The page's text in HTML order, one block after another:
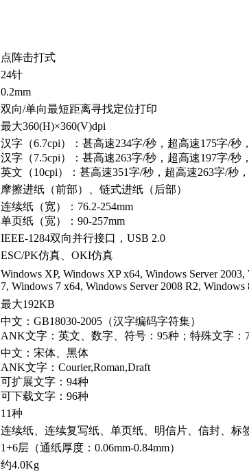
点阵击打式
24针
0.2mm
双向/单向最短距离寻找定位打印
最大360(H)×360(V)dpi
汉字（6.7cpi）：甚高速234字/秒，超高速175字/秒
汉字（7.5cpi）：甚高速263字/秒，超高速197字/秒
英文（10cpi）：甚高速351字/秒，超高速263字/秒
摩擦进纸（前部）、链式进纸（后部）
连续纸（宽）：76.2-254mm
单页纸（宽）：90-257mm
IEEE-1284双向并行接口，USB 2.0
ESC/PK仿真、OKI仿真
Windows XP, Windows XP x64, Windows Server
7, Windows 7 x64, Windows Server 2008 R2,
最大192KB
中文：GB18030-2005（汉字编码字符集）
ANK文字：英文、数字、符号：95种；特殊文字
中文：宋体、黑体
ANK文字：Courier,Roman,Draft
可扩展文字：94种
可下载文字：96种
11种
连续纸、连续复写纸、单页纸、明信片、信封、标
1+6层（通纸厚度：0.06mm-0.84mm）
约4.0Kg